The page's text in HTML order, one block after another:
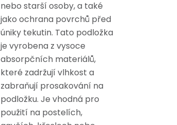
nebo starší osoby, a také
jako ochrana povrchů před
úniky tekutin. Tato podložka
je vyrobena z vysoce
absorpčních materiálů,
které zadržují vlhkost a
zabraňují prosakování na
podložku. Je vhodná pro
použití na postelích,